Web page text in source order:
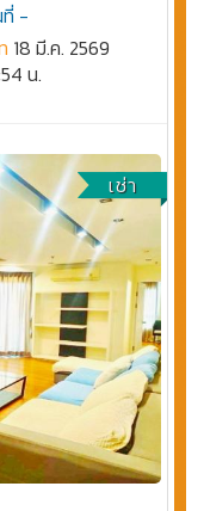
-
18 มี.ค. 2569
น.
เช่า